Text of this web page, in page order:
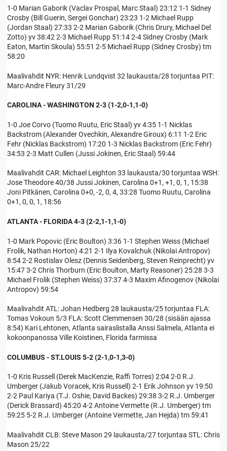
1-0 Marian Gaborik (Vaclav Prospal, Marc Staal) 23:12 1-1 Sidney
Crosby (Bill Guerin, Sergei Gonchar) 23:23 1-2 Michael Rupp
(Jordan Staal) 27:33 2-2 Marian Gaborik (Chris Drury, Michael Del
Zotto) yv 38:42 2-3 Michael Rupp 51:14 2-4 Sidney Crosby (Mark
Eaton, Martin Skoula) 55:51 2-5 Michael Rupp (Sidney Crosby) tm
58:20
Maalivahdit NYR: Henrik Lundqvist 32 laukausta/28 torjuntaa PIT:
Marc-Andre Fleury 31/29
CAROLINA - WASHINGTON 2-3 (1-2,0-1,1-0)
1-0 Joe Corvo (Tuomo Ruutu, Eric Staal) yv 4:35 1-1 Nicklas
Backstrom (Alexander Ovechkin, Alexandre Giroux) 6:11 1-2 Eric
Fehr (Nicklas Backstrom) 17:20 1-3 Nicklas Backstrom (Eric Fehr)
34:53 2-3 Matt Cullen (Jussi Jokinen, Eric Staal) 59:44
Maalivahdit CAR: Michael Leighton 33 laukausta/30 torjuntaa WSH:
Jose Theodore 40/38 Jussi Jokinen, Carolina 0+1, +1, 0, 1, 15:38
Joni Pitkänen, Carolina 0+0, -2, 0, 4, 33:28 Tuomo Ruutu, Carolina
0+1, 0, 0, 1, 18:56
ATLANTA - FLORIDA 4-3 (2-2,1-1,1-0)
1-0 Mark Popovic (Eric Boulton) 3:36 1-1 Stephen Weiss (Michael
Frolik, Nathan Horton) 4:21 2-1 Ilya Kovalchuk (Nikolai Antropov)
8:54 2-2 Rostislav Olesz (Dennis Seidenberg, Steven Reinprecht) yv
15:47 3-2 Chris Thorburn (Eric Boulton, Marty Reasoner) 25:28 3-3
Michael Frolik (Stephen Weiss) 37:37 4-3 Maxim Afinogenov (Nikolai
Antropov) 59:54
Maalivahdit ATL: Johan Hedberg 28 laukausta/25 torjuntaa FLA:
Tomas Vokoun 5/3 FLA: Scott Clemmensen 30/28 (sisään ajassa
8:54) Kari Lehtonen, Atlanta sairaslistalla Anssi Salmela, Atlanta ei
kokoonpanossa Ville Koistinen, Florida farmissa
COLUMBUS - ST.LOUIS 5-2 (2-1,0-1,3-0)
1-0 Kris Russell (Derek MacKenzie, Raffi Torres) 2:04 2-0 R.J.
Umberger (Jakub Voracek, Kris Russell) 2-1 Erik Johnson yv 19:50
2-2 Paul Kariya (T.J. Oshie, David Backes) 29:38 3-2 R.J. Umberger
(Derick Brassard) 45:20 4-2 Antoine Vermette (R.J. Umberger) tm
59:25 5-2 R.J. Umberger (Antoine Vermette, Jan Hejda) tm 59:41
Maalivahdit CLB: Steve Mason 29 laukausta/27 torjuntaa STL: Chris
Mason 25/22